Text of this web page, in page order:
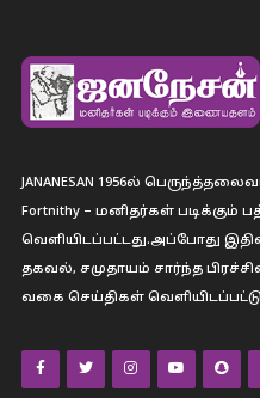
JANANESAN 1956ல்
Fortnithy – மனிதர்கள்
வெளியிடப்பட்டது.அப்போது
தகவல், சமுதாயம் சார்ந்த
வகை செய்திகள்